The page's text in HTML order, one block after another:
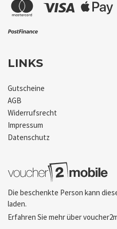
LINKS
Gutscheine
AGB
Widerrufsrecht
Impressum
Datenschutz
Die beschenkte Person kann
laden.
Erfahren Sie mehr über